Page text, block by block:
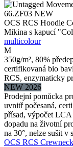
66.ZF03 NEW
OCS RCS Hoodie
Mikina s kapucí
multicolour
M
350g/m², 80%
certifikovaná bio
RCS, enzymaticky
NEW 2026
Prodejní pomůcka
uvnitř počesaná,
přísad, výpočet
dopadu na životní
na 30°, nelze sušit v
OCS RCS